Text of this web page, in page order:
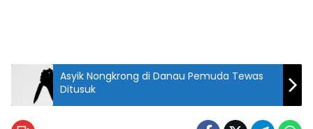
Asyik Nongkrong di Danau Pemuda Tewas
Ditusuk